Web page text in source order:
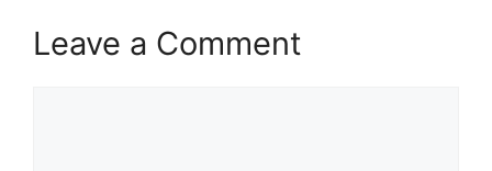
Leave a Comment